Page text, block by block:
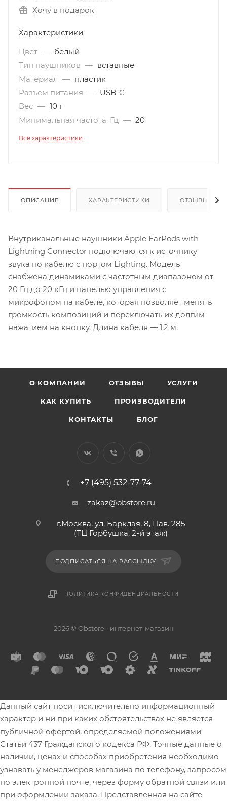
Хочу в подарок
Характеристики
Цвет — белый
Тип наушников — вставные
Материал — пластик
Разъем питания — USB-C
Вес — 10 г
Минимальная частота, Гц — 20
Все характеристики
ОПИСАНИЕ ХАРАКТЕРИСТИКИ ОТЗЫВЫ
Внутриканальные наушники Apple EarPods with
Lightning Connector подключаются к источнику
звука по кабелю с портом Lighting. Модель
снабжена динамиками с частотным диапазоном от
20 Гц до 20 кГц и панелью управления с
микрофоном на кабеле, которая позволяет менять
громкость композиций и переключать их долгим
нажатием на кнопку. Длина кабеля — 1,2 м.
О КОМПАНИИ ОТЗЫВЫ УСЛУГИ
КАК КУПИТЬ ПРОИЗВОДИТЕЛИ
КОНТАКТЫ БЛОГ
+7 (495) 532-77-74
zakaz@obstore.ru
г.Москва, ул. Барклая, 8, Пав. 285
(ТЦ Горбушка, 2-й этаж)
ПОДПИСАТЬСЯ НА РАССЫЛКУ
ПОЛИТИКА КОНФИДЕНЦИАЛЬНОСТИ
2026 © Obstore - интернет-магазин
Данный сайт носит исключительно информационный
характер и ни при каких обстоятельствах не является
публичной офертой, определяемой положениями
Статьи 437 Гражданского кодекса РФ. Точные данные о
наличии, ценах и способах приобретения необходимо
узнавать у менеджеров магазина по телефону, запросом
по электронной почте, через форму обратной связи или
при оформлении заказа. Представленная на сайте